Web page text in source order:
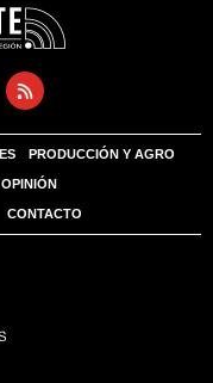
PRODUCCIÓN Y AGRO
CONTACTO